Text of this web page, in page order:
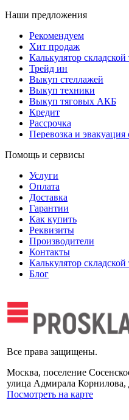
Наши предложения
Рекомендуем
Хит продаж
Калькулятор
Трейд ин
Выкуп стеллажей
Выкуп техники
Выкуп тяговых АКБ
Кредит
Рассрочка
Перевозка и эвакуация
Помощь и сервисы
Услуги
Оплата
Доставка
Гарантии
Как купить
Реквизиты
Производители
Контакты
Калькулятор
Блог
Все права защищены.
Москва, поселение
улица Адмирала Корнилова,
Посмотреть на карте